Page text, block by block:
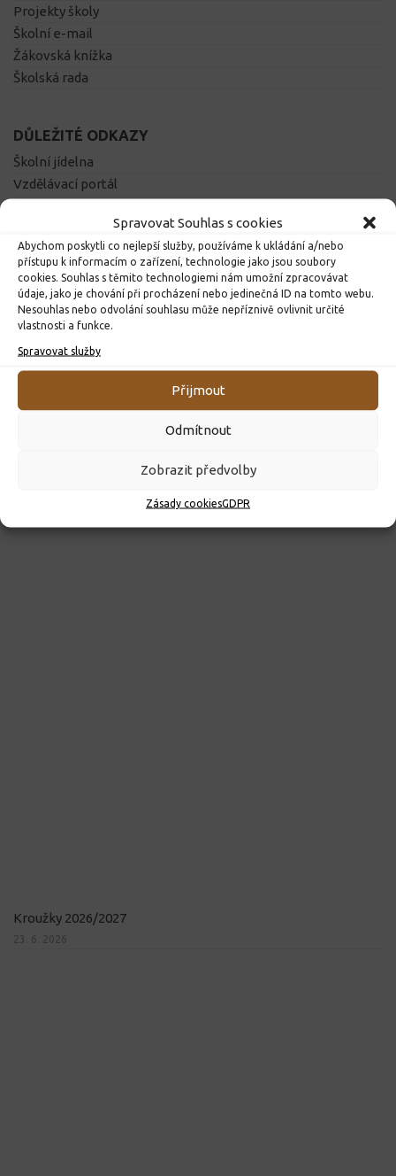
Spravovat Souhlas s cookies
Abychom poskytli co nejlepší služby, používáme k ukládání a/nebo
přístupu k informacím o zařízení, technologie jako jsou soubory
cookies. Souhlas s těmito technologiemi nám umožní zpracovávat
údaje, jako je chování při procházení nebo jedinečná ID na tomto webu.
Nesouhlas nebo odvolání souhlasu může nepříznivě ovlivnit určité
vlastnosti a funkce.
Spravovat služby
Přijmout
Odmítnout
Zobrazit předvolby
Zásady cookiesGDPR
Projekty školy
Školní e-mail
Žákovská knížka
Školská rada
DŮLEŽITÉ ODKAZY
Školní jídelna
Vzdělávací portál
Obec Dolní Čermná
Pardubický kraj
Klíč ke vzdělání
Ministerstvo školství
Město Lanškroun
Výuka matematiky
Pedagogicko-psychologická poradna Ústí nad Orlicí
Kroužky 2026/2027
23. 6. 2026